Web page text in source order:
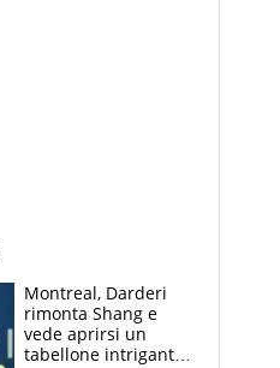
Montreal, Darderi
rimonta Shang e
vede aprirsi un
tabellone intrigante: